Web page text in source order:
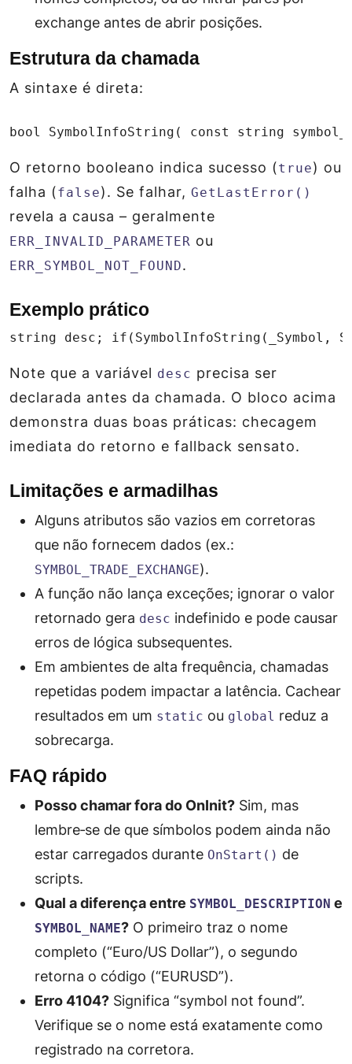
exchange antes de abrir posições.
Estrutura da chamada
A sintaxe é direta:
bool SymbolInfoString( const string
O retorno booleano indica sucesso (true) ou
falha (false). Se falhar, GetLastError()
revela a causa – geralmente
ERR_INVALID_PARAMETER ou
ERR_SYMBOL_NOT_FOUND.
Exemplo prático
string desc; if(SymbolInfoString(_Symbol,
Note que a variável desc precisa ser
declarada antes da chamada. O bloco acima
demonstra duas boas práticas: checagem
imediata do retorno e fallback sensato.
Limitações e armadilhas
Alguns atributos são vazios em corretoras
que não fornecem dados (ex.:
SYMBOL_TRADE_EXCHANGE).
A função não lança exceções; ignorar o valor
retornado gera desc indefinido e pode causar
erros de lógica subsequentes.
Em ambientes de alta frequência, chamadas
repetidas podem impactar a latência. Cachear
resultados em um static ou global reduz a
sobrecarga.
FAQ rápido
Posso chamar fora do OnInit? Sim, mas
lembre‑se de que símbolos podem ainda não
estar carregados durante OnStart() de
scripts.
Qual a diferença entre SYMBOL_DESCRIPTION e
SYMBOL_NAME? O primeiro traz o nome
completo (“Euro/US Dollar”), o segundo
retorna o código (“EURUSD”).
Erro 4104? Significa “symbol not found”.
Verifique se o nome está exatamente como
registrado na corretora.